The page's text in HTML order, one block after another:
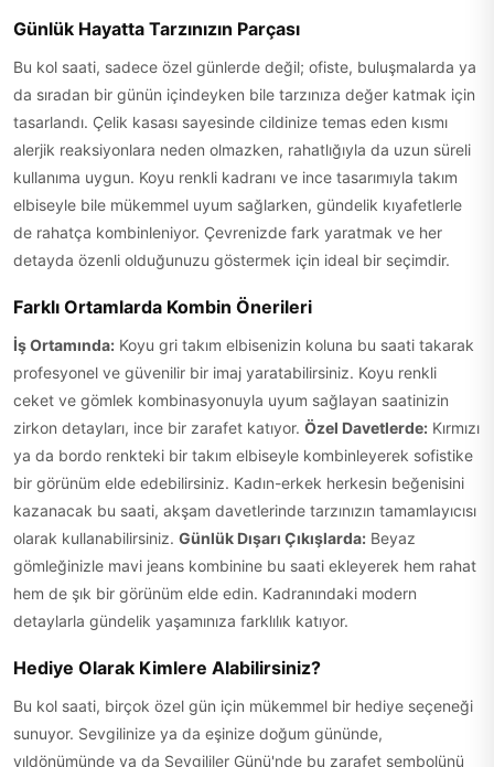
Günlük Hayatta Tarzınızın Parçası
Bu kol saati, sadece özel günlerde değil; ofiste, buluşmalarda ya
da sıradan bir günün içindeyken bile tarzınıza değer katmak için
tasarlandı. Çelik kasası sayesinde cildinize temas eden kısmı
alerjik reaksiyonlara neden olmazken, rahatlığıyla da uzun süreli
kullanıma uygun. Koyu renkli kadranı ve ince tasarımıyla takım
elbiseyle bile mükemmel uyum sağlarken, gündelik kıyafetlerle
de rahatça kombinleniyor. Çevrenizde fark yaratmak ve her
detayda özenli olduğunuzu göstermek için ideal bir seçimdir.
Farklı Ortamlarda Kombin Önerileri
İş Ortamında: Koyu gri takım elbisenizin koluna bu saati takarak
profesyonel ve güvenilir bir imaj yaratabilirsiniz. Koyu renkli
ceket ve gömlek kombinasyonuyla uyum sağlayan saatinizin
zirkon detayları, ince bir zarafet katıyor. Özel Davetlerde: Kırmızı
ya da bordo renkteki bir takım elbiseyle kombinleyerek sofistike
bir görünüm elde edebilirsiniz. Kadın-erkek herkesin beğenisini
kazanacak bu saati, akşam davetlerinde tarzınızın tamamlayıcısı
olarak kullanabilirsiniz. Günlük Dışarı Çıkışlarda: Beyaz
gömleğinizle mavi jeans kombinine bu saati ekleyerek hem rahat
hem de şık bir görünüm elde edin. Kadranındaki modern
detaylarla gündelik yaşamınıza farklılık katıyor.
Hediye Olarak Kimlere Alabilirsiniz?
Bu kol saati, birçok özel gün için mükemmel bir hediye seçeneği
sunuyor. Sevgilinize ya da eşinize doğum gününde,
yıldönümünde ya da Sevgililer Günü'nde bu zarafet sembolünü